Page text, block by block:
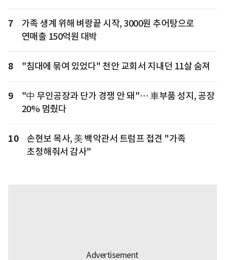
7
가족 생계 위해 벼랑끝 시작, 3000원 추어탕으로
연매출 150억원 대박
8 "침대에 묶여 있었다" 천안 교회서 지내던 11살 숨져
9
"中 무인공장과 단가 경쟁 안 돼"… 車부품 성지, 공장
20% 멈췄다
10
손현보 목사, 美 백악관서 트럼프 접견 "가족
초청해줘서 감사"